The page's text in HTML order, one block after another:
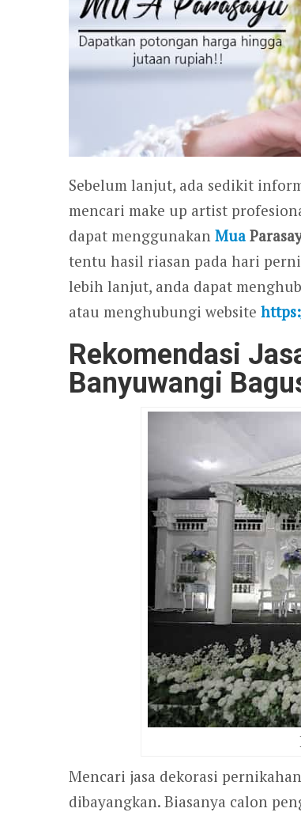
Sebelum lanjut, ada sedikit
mencari make up artist
dapat menggunakan Mua
tentu hasil riasan pada hari
lebih lanjut, anda dapat
atau menghubungi website
Rekomendasi
Banyuwangi
Mencari jasa dekorasi
dibayangkan. Biasanya calon